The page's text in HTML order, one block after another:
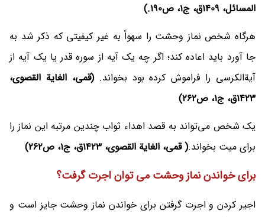
المسائل، 1409ق، ج1، ص190.)
هر‌گاه شخص نماز وحشت را سهواً به غیر کیفیتی که ذکر شد به
جا آورد باید اعاده کند؛ اگر چه یک آیه از سوره قدر یا یک آیه از
آیةالکرسی را فراموش کرده بود بخواند. (قمی، الغایة القصوی،
1423ق، ج‌1، ص262)
یک شخص می‌تواند به قصد اهداء ثواب چندین مرتبه این نماز را
برای میت بخواند.( قمی، الغایة القصوی، 1423ق، ج‌1، ص262)
برای خواندن نماز وحشت می توان اجرت گرفت؟
اجیر کردن و اجرت گرفتن برای خواندن نماز وحشت جایز است و